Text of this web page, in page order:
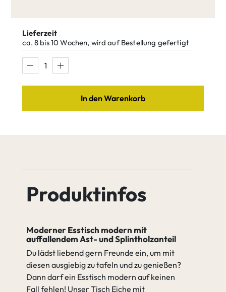
Eiche Weiß Eiche Umber
Eiche Antik Eiche Amara
gehen zu Spezifikation
Schmale
Breite Riegel
Holzsortierung
Leichter Astanteil
Leichter
Starker
Äste verfüllen (2K Wachs)
Äste nicht verfüllen
Äste nicht
verfüllen
Äste verfüllen
(2K Wachs)
Rohstahl
Pulver
Lieferzeit
ca. 8 bis 10 Wochen, wird auf Bestellung gefertigt
In den Warenkorb
Produktinfos
Moderner Esstisch modern mit
auffallendem Ast- und Splintholzanteil
Du lädst liebend gern Freunde ein, um mit
diesen ausgiebig zu tafeln und zu genießen?
Dann darf ein Esstisch modern auf keinen
Fall fehlen! Unser Tisch Eiche mit